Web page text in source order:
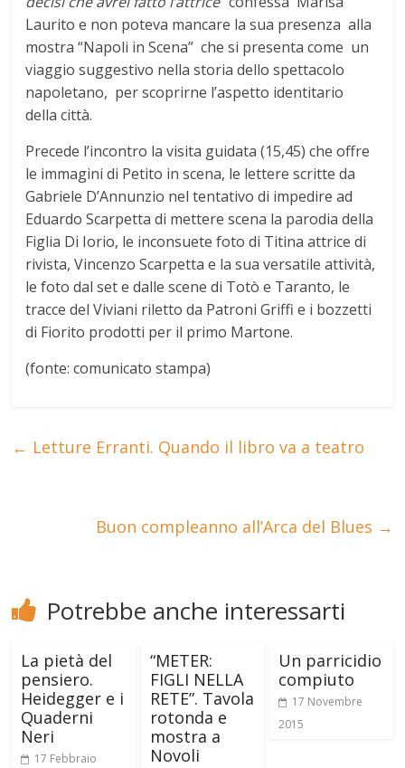
Laurito e non poteva mancare la sua presenza alla
mostra “Napoli in Scena” che si presenta come un
viaggio suggestivo nella storia dello spettacolo
napoletano, per scoprirne l’aspetto identitario
della città.
Precede l’incontro la visita guidata (15,45) che offre
le immagini di Petito in scena, le lettere scritte da
Gabriele D’Annunzio nel tentativo di impedire ad
Eduardo Scarpetta di mettere scena la parodia della
Figlia Di Iorio, le inconsuete foto di Titina attrice di
rivista, Vincenzo Scarpetta e la sua versatile attività,
le foto dal set e dalle scene di Totò e Taranto, le
tracce del Viviani riletto da Patroni Griffi e i bozzetti
di Fiorito prodotti per il primo Martone.
(fonte: comunicato stampa)
← Letture Erranti. Quando il libro va a teatro
Buon compleanno all’Arca del Blues →
Potrebbe anche interessarti
La pietà del
pensiero.
Heidegger e i
Quaderni
Neri
17 Febbraio
“METER:
FIGLI NELLA
RETE”. Tavola
rotonda e
mostra a
Novoli
Un parricidio
compiuto
17 Novembre
2015